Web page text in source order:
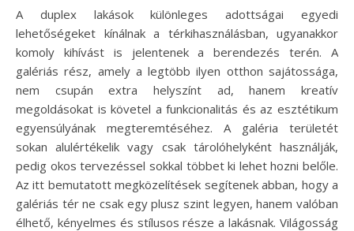
A duplex lakások különleges adottságai egyedi
lehetőségeket kínálnak a térkihasználásban, ugyanakkor
komoly kihívást is jelentenek a berendezés terén. A
galériás rész, amely a legtöbb ilyen otthon sajátossága,
nem csupán extra helyszínt ad, hanem kreatív
megoldásokat is követel a funkcionalitás és az esztétikum
egyensúlyának megteremtéséhez. A galéria területét
sokan alulértékelik vagy csak tárolóhelyként használják,
pedig okos tervezéssel sokkal többet ki lehet hozni belőle.
Az itt bemutatott megközelítések segítenek abban, hogy a
galériás tér ne csak egy plusz szint legyen, hanem valóban
élhető, kényelmes és stílusos része a lakásnak. Világosság